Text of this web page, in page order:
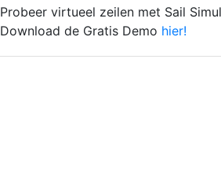
Probeer virtueel zeilen met Sail
Download de Gratis Demo hier!